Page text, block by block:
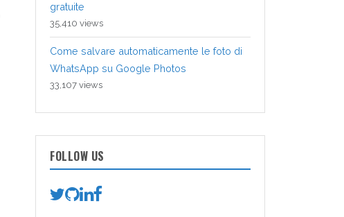
gratuite
35,410 views
Come salvare automaticamente le foto di
WhatsApp su Google Photos
33,107 views
FOLLOW US